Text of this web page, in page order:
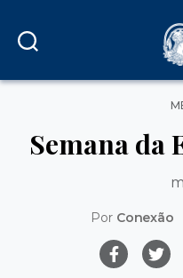
Semana da
Por Conexão